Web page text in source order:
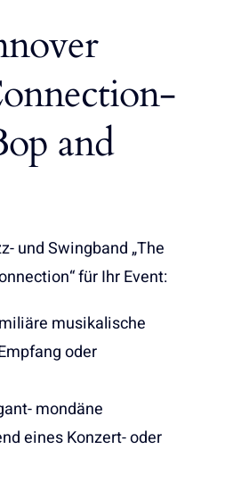
and
und Swingband „The
für Ihr Event:
musikalische
oder
mondäne
eines Konzert- oder